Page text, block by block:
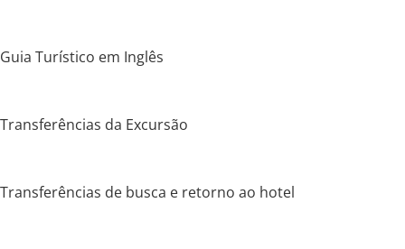
Guia Turístico em Inglês
Transferências da Excursão
Transferências de busca e retorno ao hotel